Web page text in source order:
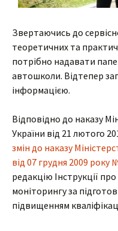
Звертаючись до
теоретичних та
потрібно надавати
автошколи. Відтепер
інформацією.
Відповідно до наказу
України від 21 лютого
змін до наказу
від 07 грудня 2009 року
редакцію Інструкції
моніторингу за
підвищенням